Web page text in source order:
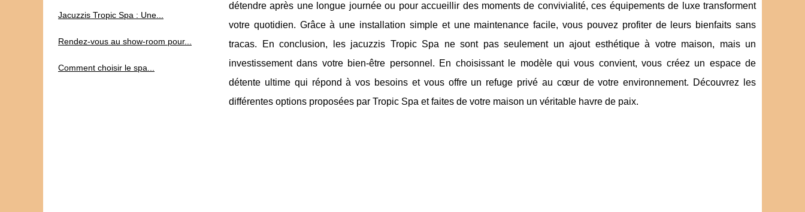
détendre après une longue journée ou pour accueillir des moments de convivialité, ces équipements de luxe transforment
votre quotidien. Grâce à une installation simple et une maintenance facile, vous pouvez profiter de leurs bienfaits sans
tracas. En conclusion, les jacuzzis Tropic Spa ne sont pas seulement un ajout esthétique à votre maison, mais un
investissement dans votre bien-être personnel. En choisissant le modèle qui vous convient, vous créez un espace de
détente ultime qui répond à vos besoins et vous offre un refuge privé au cœur de votre environnement. Découvrez les
différentes options proposées par Tropic Spa et faites de votre maison un véritable havre de paix.
Jacuzzis Tropic Spa : Une...
Rendez-vous au show-room pour...
Comment choisir le spa...